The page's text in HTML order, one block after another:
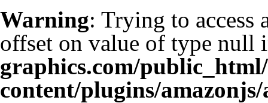
Warning: Trying to access
offset on value of type null
graphics.com/
content/plugins/